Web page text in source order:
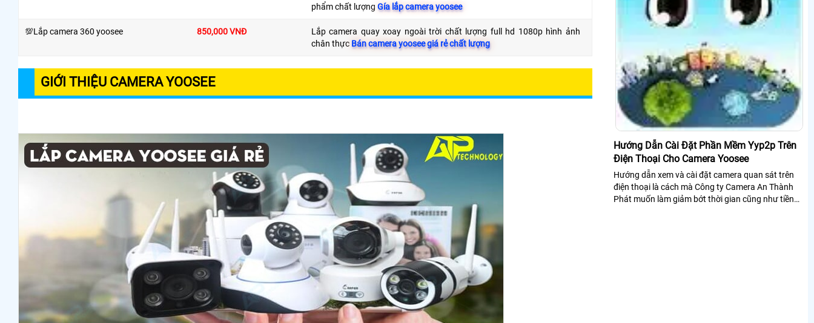
phẩm chất lượng Gía lắp camera yoosee
💯️Lắp camera 360 yoosee 850,000 VNĐ
Lắp camera quay xoay ngoài trời chất lượng full hd 1080p hình ảnh
chân thực Bán camera yoosee giá rẻ chất lượng
GIỚI THIỆU CAMERA YOOSEE
Hướng Dẫn Cài Đặt Phần Mềm Yyp2p Trên
Điện Thoại Cho Camera Yoosee
Hướng dẫn xem và cài đặt camera quan sát trên
điện thoại là cách mà Công ty Camera An Thành
Phát muốn làm giảm bớt thời gian cũng như tiền